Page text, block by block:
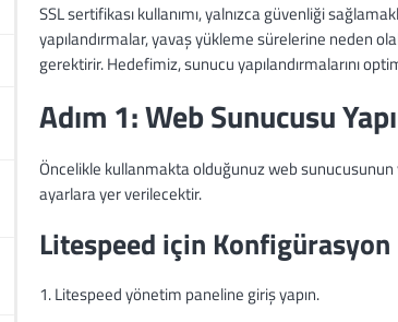
SSL sertifikası kullanımı, yalnızca güvenliği
yapılandırmalar, yavaş yükleme sürelerine neden
gerektirir. Hedefimiz, sunucu yapılandırmalarını
Adım 1: Web Sunucusu
Öncelikle kullanmakta olduğunuz web sunucusunun
ayarlara yer verilecektir.
Litespeed için Konfigürasyon
1. Litespeed yönetim paneline giriş yapın.